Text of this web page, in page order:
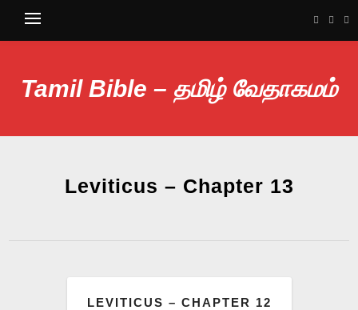
Tamil Bible – தமிழ் வேதாகமம்
Leviticus – Chapter 13
LEVITICUS – CHAPTER 12